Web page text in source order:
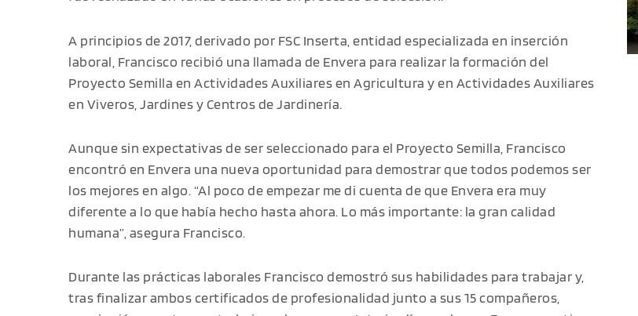
A principios de 2017, derivado por FSC Inserta, entidad especializada en inserción
laboral, Francisco recibió una llamada de Envera para realizar la formación del
Proyecto Semilla en Actividades Auxiliares en Agricultura y en Actividades Auxiliares
en Viveros, Jardines y Centros de Jardinería.
Aunque sin expectativas de ser seleccionado para el Proyecto Semilla, Francisco
encontró en Envera una nueva oportunidad para demostrar que todos podemos ser
los mejores en algo. “Al poco de empezar me di cuenta de que Envera era muy
diferente a lo que había hecho hasta ahora. Lo más importante: la gran calidad
humana”, asegura Francisco.
Durante las prácticas laborales Francisco demostró sus habilidades para trabajar y,
tras finalizar ambos certificados de profesionalidad junto a sus 15 compañeros,